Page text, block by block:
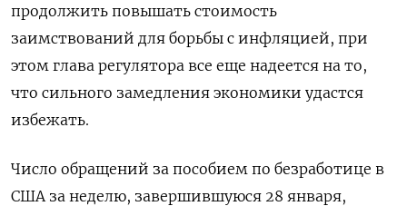
продолжить повышать стоимость
заимствований для борьбы с инфляцией, при
этом глава регулятора все еще надеется на то,
что сильного замедления экономики удастся
избежать.
Число обращений за пособием по безработице в
США за неделю, завершившуюся 28 января, ​​